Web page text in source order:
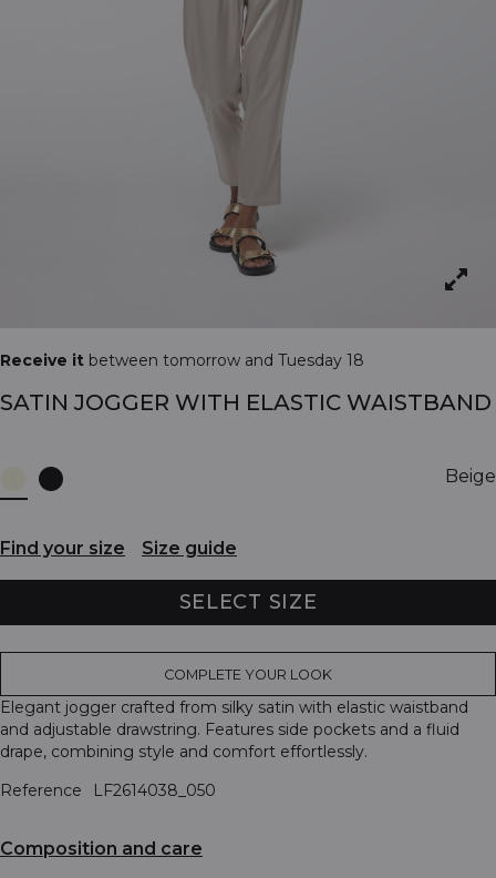
Receive it between tomorrow and Tuesday 18
SATIN JOGGER WITH ELASTIC WAISTBAND
Beige
Find your size Size guide
SELECT SIZE
COMPLETE YOUR LOOK
Elegant jogger crafted from silky satin with elastic waistband
and adjustable drawstring. Features side pockets and a fluid
drape, combining style and comfort effortlessly.
Reference
LF2614038_050
Composition and care